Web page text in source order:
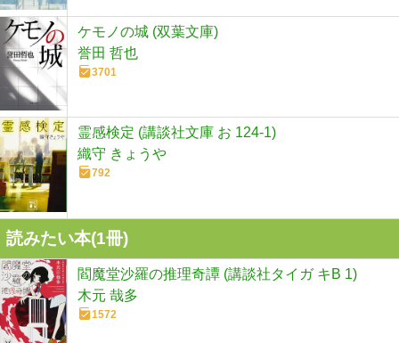
ケモノの城 (双葉文庫)
誉田 哲也
3701
霊感検定 (講談社文庫 お 124-1)
織守 きょうや
792
読みたい本(1冊)
閻魔堂沙羅の推理奇譚 (講談社タイガ キB 1)
木元 哉多
1572